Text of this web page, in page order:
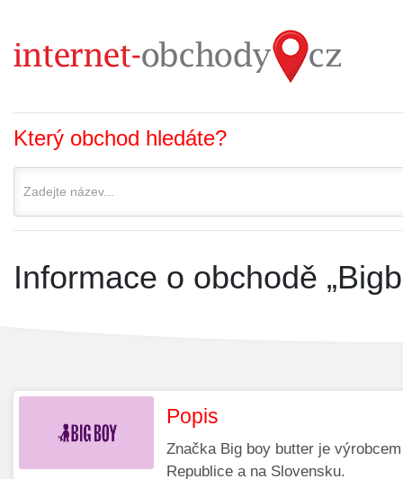
Který obchod hledáte?
Informace o obchodě
Popis
Značka Big boy butter je
Republice a na Slovensku.